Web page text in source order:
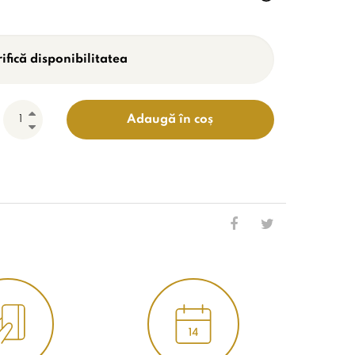
disponibilitatea
Adaugă în coș